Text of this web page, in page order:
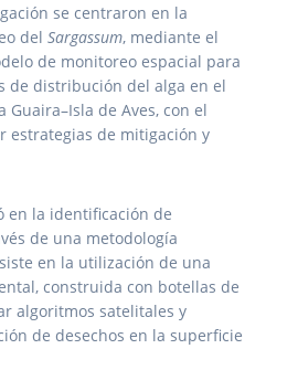
se centraron en la
del Sargassum, mediante el
de monitoreo espacial para
de distribución del alga en el
Guaira–Isla de Aves, con el
estrategias de mitigación y
en la identificación de
de una metodología
en la utilización de una
construida con botellas de
algoritmos satelitales y
de desechos en la superficie